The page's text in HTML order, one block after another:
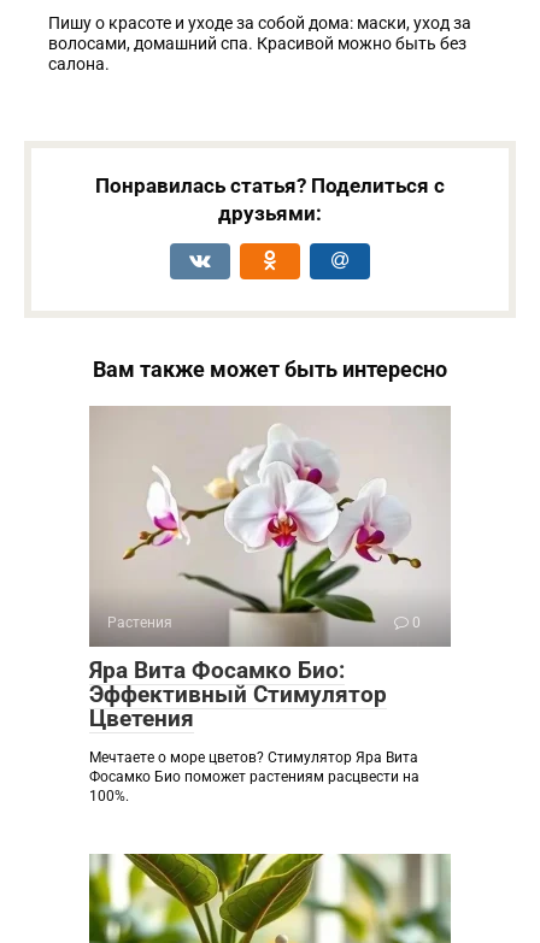
Пишу о красоте и уходе за собой дома: маски, уход за
волосами, домашний спа. Красивой можно быть без
салона.
Понравилась статья? Поделиться с
друзьями:
Вам также может быть интересно
Растения 0
Яра Вита Фосамко Био:
Эффективный Стимулятор
Цветения
Мечтаете о море цветов? Стимулятор Яра Вита
Фосамко Био поможет растениям расцвести на
100%.